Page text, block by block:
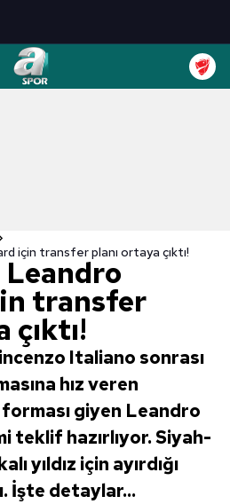
için transfer planı ortaya çıktı!
Leandro
transfer
çıktı!
Italiano sonrası
hız veren
giyen Leandro
teklif hazırlıyor. Siyah-
yıldız için ayırdığı
İşte detaylar...